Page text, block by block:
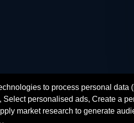
to process personal
personalised ads, Create a
market research to generate
fr en es
© 2026 SENDEYO -